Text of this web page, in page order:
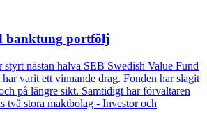
banktung portfölj
nästan halva SEB Swedish Value Fund
varit ett vinnande drag. Fonden har slagit
på längre sikt. Samtidigt har förvaltaren
två stora maktbolag - Investor och